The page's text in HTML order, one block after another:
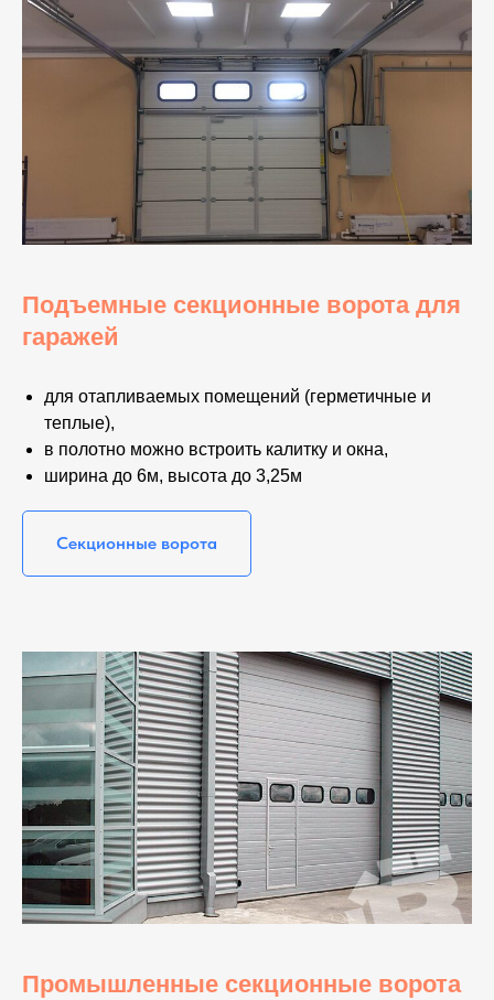
Подъемные секционные ворота для
гаражей
для отапливаемых помещений (герметичные и
теплые),
в полотно можно встроить калитку и окна,
ширина до 6м, высота до 3,25м
Секционные ворота
Промышленные секционные ворота